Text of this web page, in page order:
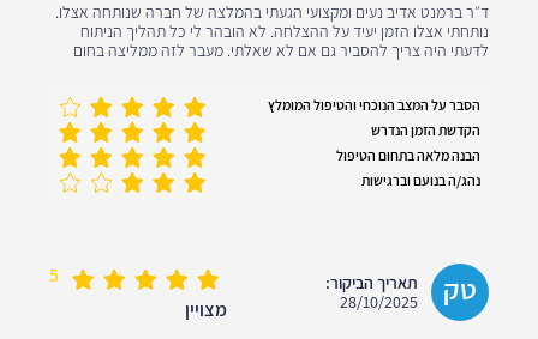
ד״ר ברמנט אדיב נעים ומקצועי הגעתי בהמלצה של חברה שנותחה אצלו.
נותחתי אצלו הזמן יעיד על ההצלחה. לא הובהר לי כל תהליך הניתוח
לדעתי היה צריך להסביר גם אם לא שאלתי. מעבר לזה ממליצה בחום
הסבר על המצב הנוכחי והטיפול המומלץ
הקדשת הזמן הנדרש
הבנה מלאה בתחום הטיפול
נהג/ה בנועם וברגישות
טק
תאריך הביקור:
28/10/2025
5
מצויין